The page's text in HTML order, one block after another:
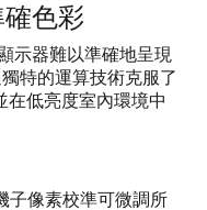
色彩
示器難以準確地呈現
特的運算技術克服了
在低亮度室內環境中
子像素校準可微調所